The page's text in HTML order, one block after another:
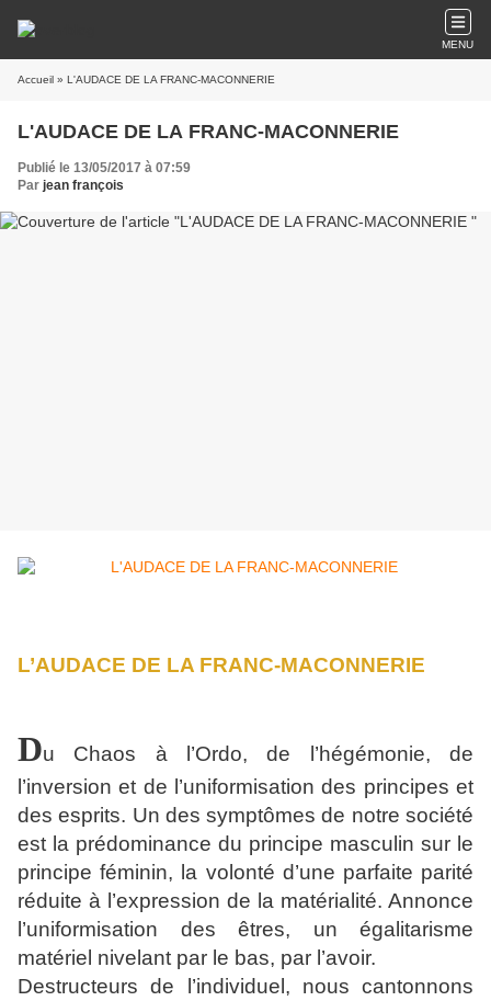
MENU
Accueil » L'AUDACE DE LA FRANC-MACONNERIE
L'AUDACE DE LA FRANC-MACONNERIE
Publié le 13/05/2017 à 07:59
Par jean françois
L’AUDACE DE LA FRANC-MACONNERIE
Du Chaos à l’Ordo, de l’hégémonie, de
l’inversion et de l’uniformisation des principes et
des esprits. Un des symptômes de notre société
est la prédominance du principe masculin sur le
principe féminin, la volonté d’une parfaite parité
réduite à l’expression de la matérialité. Annonce
l’uniformisation des êtres, un égalitarisme
matériel nivelant par le bas, par l’avoir.
Destructeurs de l’individuel, nous cantonnons